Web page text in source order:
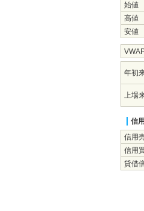
始値
高値
安値
年初
上場
信
信用
信用
貸借